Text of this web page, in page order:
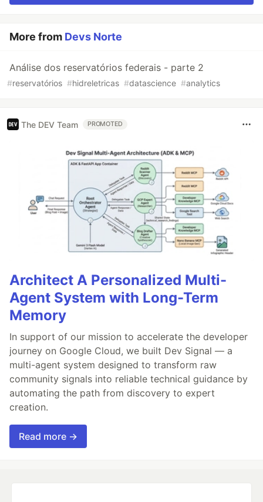
More from Devs Norte
Análise dos reservatórios federais - parte 2
#reservatórios #hidreletricas #datascience #analytics
The DEV Team PROMOTED
Architect A Personalized Multi-
Agent System with Long-Term
Memory
In support of our mission to accelerate the developer
journey on Google Cloud, we built Dev Signal — a
multi-agent system designed to transform raw
community signals into reliable technical guidance by
automating the path from discovery to expert
creation.
Read more →